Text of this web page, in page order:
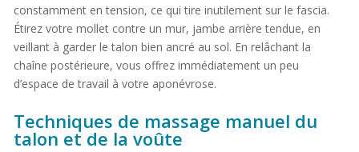
constamment en tension, ce qui tire inutilement sur le fascia.
Étirez votre mollet contre un mur, jambe arrière tendue, en
veillant à garder le talon bien ancré au sol. En relâchant la
chaîne postérieure, vous offrez immédiatement un peu
d’espace de travail à votre aponévrose.
Techniques de massage manuel du
talon et de la voûte